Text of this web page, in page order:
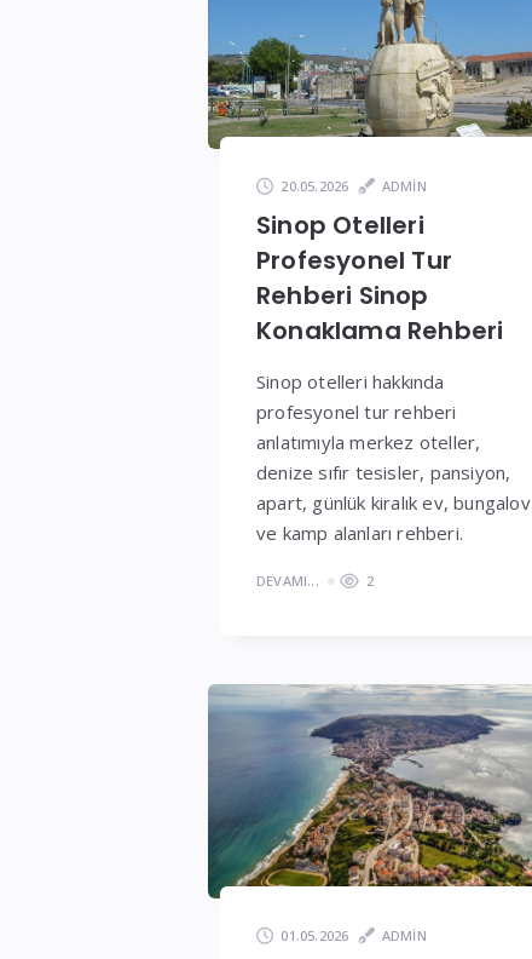
Fiyatlar
20.05.2026 ADMIN
Sinop Otelleri
Profesyonel Tur
Rehberi Sinop
Konaklama Rehberi
Sinop otelleri hakkında
profesyonel tur rehberi
anlatımıyla merkez oteller,
denize sıfır tesisler, pansiyon,
apart, günlük kiralık ev, bungalov
ve kamp alanları rehberi.
DEVAMI... 2
01.05.2026 ADMIN